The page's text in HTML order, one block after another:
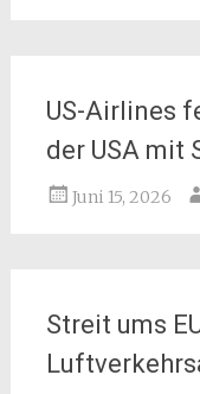
US-Airlines
der USA mit
Juni 15, 2026
Streit ums